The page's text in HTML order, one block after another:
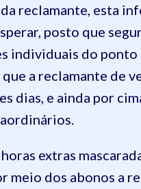
reclamante, esta
posto que
individuais do ponto
a reclamante de
dias, e ainda por
extras
meio dos abonos a